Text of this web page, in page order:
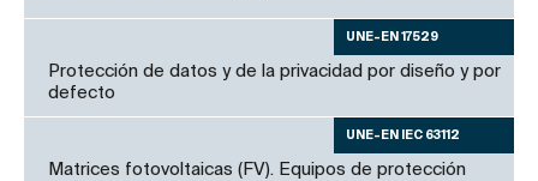
UNE-EN 17529
Protección de datos y de la privacidad por diseño y por
defecto
UNE-EN IEC 63112
Matrices fotovoltaicas (FV). Equipos de protección